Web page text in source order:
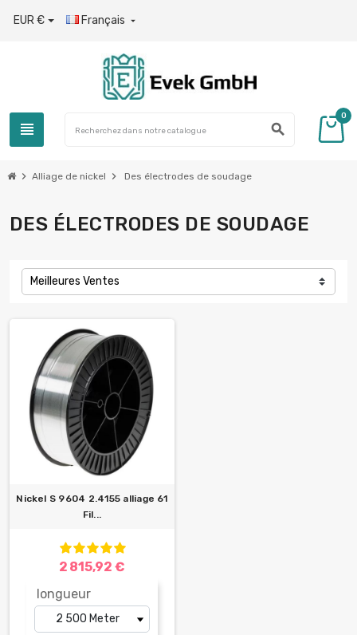
EUR € Français 
view_headline search
0
chevron_right Alliage de nickel chevron_right Des électrodes de soudage
DES ÉLECTRODES DE SOUDAGE
Meilleures Ventes
Nickel S 9604 2.4155 alliage 61
Fil...
2 815,92 €
longueur